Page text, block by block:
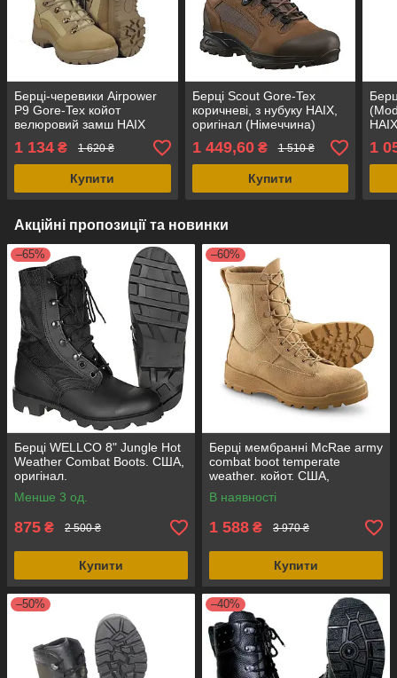
Берці-черевики Airpower
P9 Gore-Tex койот
велюровий замш HAIX
оригінал Німеччина
1 134 ₴ 1 620 ₴
Купити
Берці Scout Gore-Tex
коричневі, з нубуку HAIX,
оригінал (Німеччина)
1 449,60₴ 1 510 ₴
Купити
1
Акційні пропозиції та новинки
–65%
Берці WELLCO 8" Jungle Hot
Weather Combat Boots. США,
оригінал.
Менше 3 од.
875 ₴ 2 500 ₴
Купити
–60%
Берці мембранні McRae army
combat boot temperate
weather. койот. США,
оригінал.
В наявності
1 588 ₴ 3 970 ₴
Купити
–50% –40%